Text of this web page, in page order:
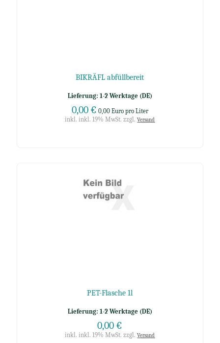
BIKRÄFL abfüllbereit
Lieferung: 1-2 Werktage (DE)
0,00 € 0,00 Euro pro Liter
inkl. inkl. 19% MwSt. zzgl.Versand
PET-Flasche 1l
Lieferung: 1-2 Werktage (DE)
0,00 €
inkl. inkl. 19% MwSt. zzgl.Versand